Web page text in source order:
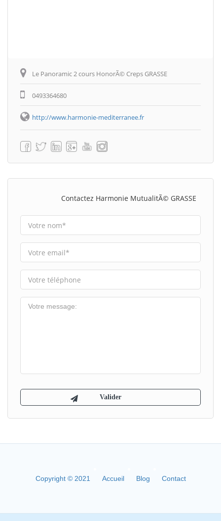
Le Panoramic 2 cours HonorÃ© Creps GRASSE
0493364680
http://www.harmonie-mediterranee.fr
Contactez Harmonie MutualitÃ© GRASSE
Copyright © 2021 Accueil Blog Contact